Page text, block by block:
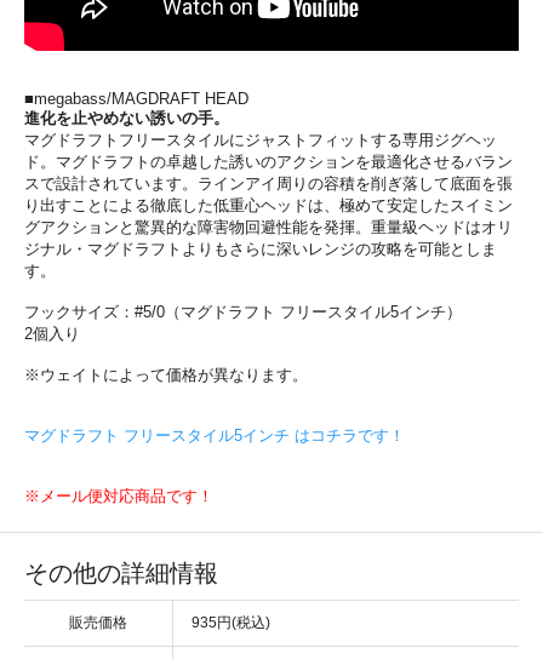
■megabass/MAGDRAFT HEAD
進化を止やめない誘いの手。
マグドラフトフリースタイルにジャストフィットする専用ジグヘッ
ド。マグドラフトの卓越した誘いのアクションを最適化させるバラン
スで設計されています。ラインアイ周りの容積を削ぎ落して底面を張
り出すことによる徹底した低重心ヘッドは、極めて安定したスイミン
グアクションと驚異的な障害物回避性能を発揮。重量級ヘッドはオリ
ジナル・マグドラフトよりもさらに深いレンジの攻略を可能としま
す。
フックサイズ：#5/0（マグドラフト フリースタイル5インチ）
2個入り
※ウェイトによって価格が異なります。
マグドラフト フリースタイル5インチ はコチラです！
※メール便対応商品です！
その他の詳細情報
販売価格 935円(税込)